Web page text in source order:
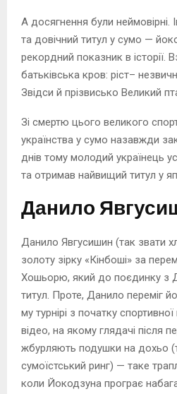
А досягнення були
та довічний титул у сумо —
рекордний показник в історії.
батьківська кров: ріст–
Звідси й прізвисько Великий
Зі смертю цього великого
українства у сумо назавжди
днів тому молодий українець
та отримав найвищий титул у
Данило
Данило Явгусишин (так звати
золоту зірку «Кінбоші» за
Хошьорю, який до поєдинку з
титул. Проте, Данило переміг
му турнірі з початку
відео, на якому глядачі після
жбурляють подушки на дохьо
сумоїстський ринг) — таке
коли Йокодзуна програє